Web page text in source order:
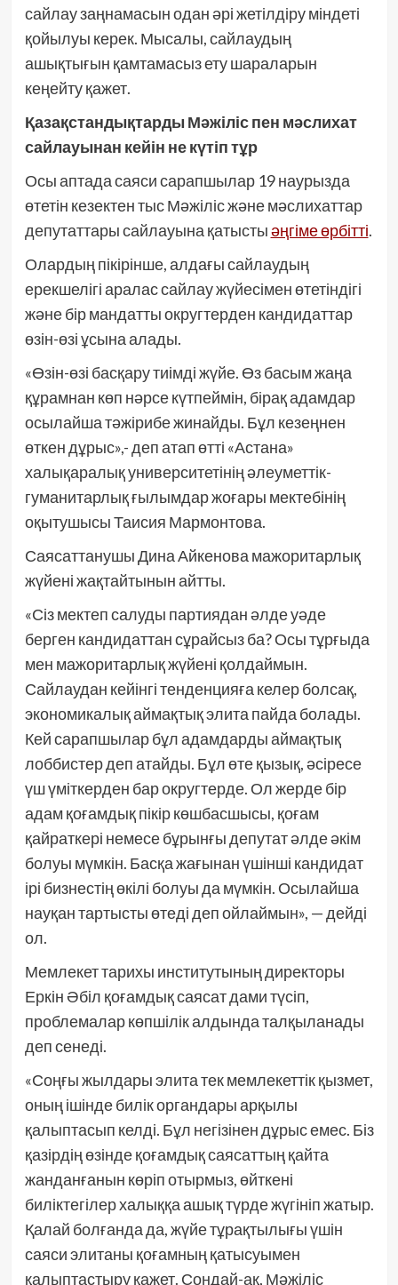
сайлау заңнамасын одан әрі жетілдіру міндеті
қойылуы керек. Мысалы, сайлаудың
ашықтығын қамтамасыз ету шараларын
кеңейту қажет.
Қазақстандықтарды Мәжіліс пен мәслихат
сайлауынан кейін не күтіп тұр
Осы аптада саяси сарапшылар 19 наурызда
өтетін кезектен тыс Мәжіліс және мәслихаттар
депутаттары сайлауына қатыстыәңгіме өрбітті.
Олардың пікірінше, алдағы сайлаудың
ерекшелігі аралас сайлау жүйесімен өтетіндігі
және бір мандатты округтерден кандидаттар
өзін-өзі ұсына алады.
«Өзін-өзі басқару тиімді жүйе. Өз басым жаңа
құрамнан көп нәрсе күтпеймін, бірақ адамдар
осылайша тәжірибе жинайды. Бұл кезеңнен
өткен дұрыс»,- деп атап өтті «Астана»
халықаралық университетінің әлеуметтік-
гуманитарлық ғылымдар жоғары мектебінің
оқытушысы Таисия Мармонтова.
Саясаттанушы Дина Айкенова мажоритарлық
жүйені жақтайтынын айтты.
«Сіз мектеп салуды партиядан әлде уәде
берген кандидаттан сұрайсыз ба? Осы тұрғыда
мен мажоритарлық жүйені қолдаймын.
Сайлаудан кейінгі тенденцияға келер болсақ,
экономикалық аймақтық элита пайда болады.
Кей сарапшылар бұл адамдарды аймақтық
лоббистер деп атайды. Бұл өте қызық, әсіресе
үш үміткерден бар округтерде. Ол жерде бір
адам қоғамдық пікір көшбасшысы, қоғам
қайраткері немесе бұрынғы депутат әлде әкім
болуы мүмкін. Басқа жағынан үшінші кандидат
ірі бизнестің өкілі болуы да мүмкін. Осылайша
науқан тартысты өтеді деп ойлаймын», — дейді
ол.
Мемлекет тарихы институтының директоры
Еркін Әбіл қоғамдық саясат дами түсіп,
проблемалар көпшілік алдында талқыланады
деп сенеді.
«Соңғы жылдары элита тек мемлекеттік қызмет,
оның ішінде билік органдары арқылы
қалыптасып келді. Бұл негізінен дұрыс емес. Біз
қазірдің өзінде қоғамдық саясаттың қайта
жанданғанын көріп отырмыз, өйткені
биліктегілер халыққа ашық түрде жүгініп жатыр.
Қалай болғанда да, жүйе тұрақтылығы үшін
саяси элитаны қоғамның қатысуымен
қалыптастыру қажет. Сондай-ақ, Мәжіліс